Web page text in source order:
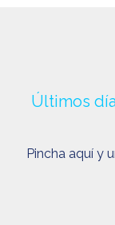
Últimos
Pincha aquí y